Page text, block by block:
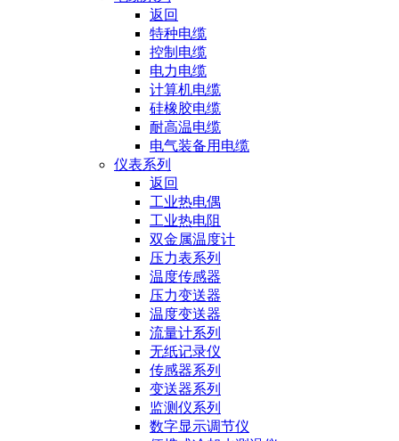
返回
特种电缆
控制电缆
电力电缆
计算机电缆
硅橡胶电缆
耐高温电缆
电气装备用电缆
仪表系列
返回
工业热电偶
工业热电阻
双金属温度计
压力表系列
温度传感器
压力变送器
温度变送器
流量计系列
无纸记录仪
传感器系列
变送器系列
监测仪系列
数字显示调节仪